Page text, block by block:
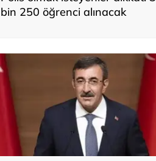
bin 250 öğrenci alınacak